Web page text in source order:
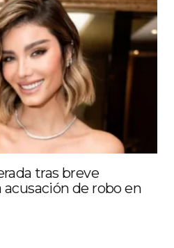
tras breve
de robo en